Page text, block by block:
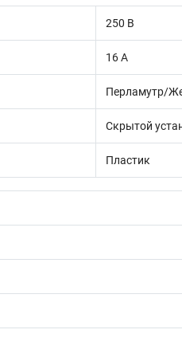
250 В
16 А
Перламутр/
Скрытой
Пластик